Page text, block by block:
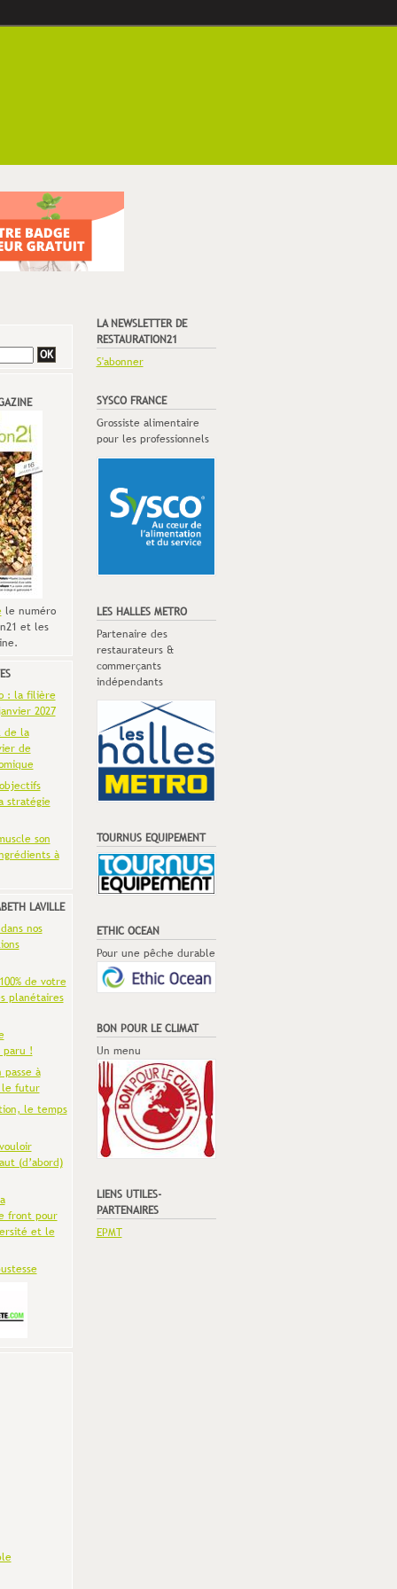
le numéro
et les
: la filière
2027
de la
de
stratégie
son
à
LAVILLE
nos
de votre
planétaires
paru !
passe à
le futur
le temps
(d’abord)
front pour
et le
LA NEWSLETTER DE
RESTAURATION21
S'abonner
SYSCO FRANCE
Grossiste alimentaire
pour les professionnels
LES HALLES METRO
Partenaire des
restaurateurs &
commerçants
indépendants
TOURNUS EQUIPEMENT
ETHIC OCEAN
Pour une pêche durable
BON POUR LE CLIMAT
Un menu
LIENS UTILES-
PARTENAIRES
EPMT